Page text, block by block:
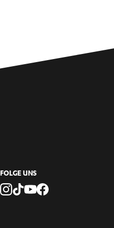
FOL­GE UNS